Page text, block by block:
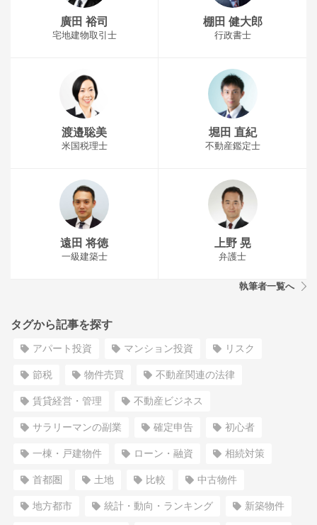
廣田 裕司
宅地建物取引士
棚田 健大郎
行政書士
渡邉聡美
米国税理士
堀田 直紀
不動産鑑定士
遠田 将徳
一級建築士
上野 晃
弁護士
執筆者一覧へ
タグから記事を探す
アパート投資 マンション投資 リスク
節税 物件売買 不動産関連の法律
賃貸経営・管理 不動産ビジネス
サラリーマンの副業 確定申告 初心者
一棟・戸建物件 ローン・融資 相続対策
首都圏 土地 比較 中古物件
地方都市 統計・動向・ランキング 新築物件